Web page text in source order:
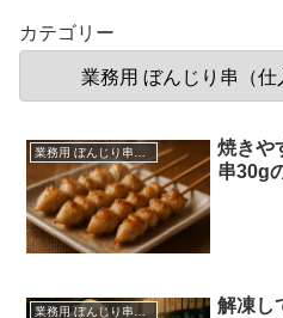
カテゴリー
業務用 ぼんじり串（仕入れ・卸）
焼きや
串30g
解凍し